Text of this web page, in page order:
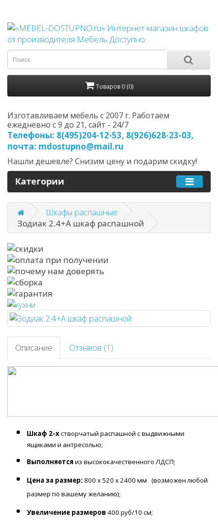
Товаров 0 (0)
Изготавливаем мебель с 2007 г. Работаем
ежедневно с 9 до 21, cайт - 24/7
Телефоны: 8(495)204-12-53, 8(926)628-23-03,
почта: mdostupno@mail.ru
Нашли дешевле? Снизим цену и подарим скидку!
Категории
Шкафы распашные
Зодиак 2.4+А шкаф распашной
Описание Отзывов (1)
Шкаф 2-хстворчатый распашной с выдвижными
ящиками и антресолью;
Выполняется из высококачественного ЛДСП;
Цена за размер: 800 х 520 х 2400 мм (возможен любой
размер по вашему желанию);
Увеличение размеров 400 руб/10 см;